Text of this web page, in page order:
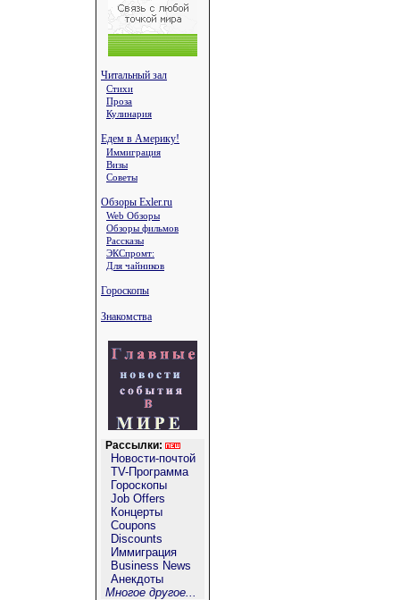
Читальный зал
Стихи
Проза
Кулинария
Едем в Америку!
Иммиграция
Визы
Советы
Обзоры Exler.ru
Web Обзоры
Обзоры фильмов
Рассказы
ЭКСпромт:
Для чайников
Гороскопы
Знакомства
Рассылки:
Новости-почтой
TV-Программа
Гороскопы
Job Offers
Концерты
Coupons
Discounts
Иммиграция
Business News
Анекдоты
Многое другое...